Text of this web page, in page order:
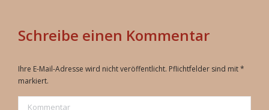
Schreibe einen Kommentar
Ihre E-Mail-Adresse wird nicht veröffentlicht. Pflichtfelder sind mit*
markiert.
Kommentar